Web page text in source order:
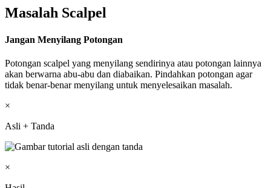
Masalah Scalpel
Jangan Menyilang Potongan
Potongan scalpel yang menyilang sendirinya atau potongan lainnya
akan berwarna abu-abu dan diabaikan. Pindahkan potongan agar
tidak benar-benar menyilang untuk menyelesaikan masalah.
×
Asli + Tanda
×